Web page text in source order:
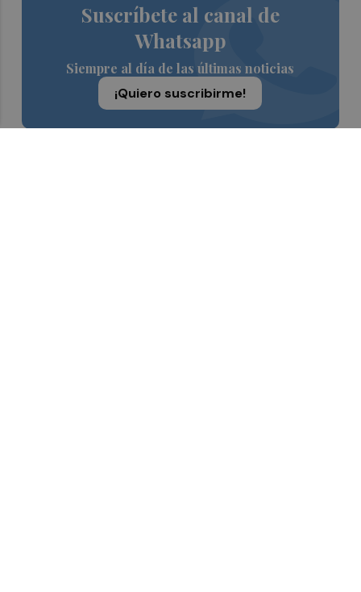
Suscríbete al canal de
Whatsapp
Siempre al día de las últimas noticias
¡Quiero suscribirme!